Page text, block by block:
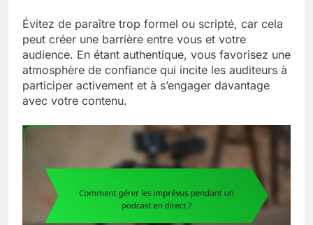
Évitez de paraître trop formel ou scripté, car cela
peut créer une barrière entre vous et votre
audience. En étant authentique, vous favorisez une
atmosphère de confiance qui incite les auditeurs à
participer activement et à s’engager davantage
avec votre contenu.